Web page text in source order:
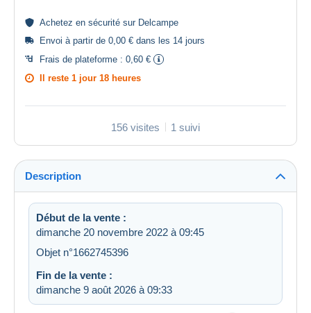
Achetez en sécurité sur Delcampe
Envoi à partir de 0,00 € dans les 14 jours
Frais de plateforme : 0,60 €
Il reste 1 jour 18 heures
156 visites 1 suivi
Description
Début de la vente :
dimanche 20 novembre 2022 à 09:45
Objet n°1662745396
Fin de la vente :
dimanche 9 août 2026 à 09:33